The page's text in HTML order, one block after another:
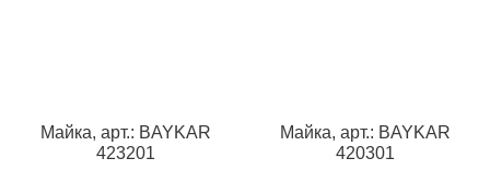
Майка, арт.: BAYKAR
423201
Майка, арт.: BAYKAR
420301